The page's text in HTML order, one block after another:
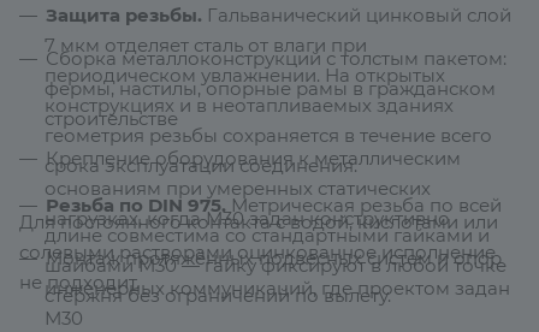
Защита резьбы. Гальванический цинковый слой
7 мкм отделяет сталь от влаги при
периодическом увлажнении. На открытых
конструкциях и в неотапливаемых зданиях
геометрия резьбы сохраняется в течение всего
срока эксплуатации соединения.
Резьба по DIN 975. Метрическая резьба по всей
длине совместима со стандартными гайками и
шайбами М30 — гайку фиксируют в любой точке
стержня без ограничений по вылету.
Сборка металлоконструкций с толстым пакетом:
фермы, настилы, опорные рамы в гражданском
строительстве
Крепление оборудования к металлическим
основаниям при умеренных статических
нагрузках, когда М30 задан конструктивно
Монтаж протяжённых подвесных систем и опор
инженерных коммуникаций, где проектом задан
М30
Для постоянного контакта с водой, кислотами или
солевыми растворами оцинкованное исполнение
не подходит.